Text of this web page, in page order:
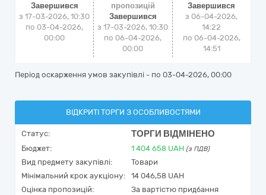
Завершився
з 17-03-2026, 10:30
по 03-04-2026,
00:00
пропозицій
Завершився
з 17-03-2026, 10:30
по 06-04-2026,
00:00
Завершився
з 06-04-2026,
14:22
по 06-04-2026,
14:51
Період оскарження умов закупівлі - по 03-04-2026, 00:00
ВІДКРИТІ ТОРГИ З ОСОБЛИВОСТЯМИ
Статус: ТОРГИ ВІДМІНЕНО
Бюджет: 1 404 658 UAH (з ПДВ)
Вид предмету закупівлі:
Товари
Мінімальний крок аукціону:
14 046,58 UAH
Оцінка пропозицій:
За вартістю придбання